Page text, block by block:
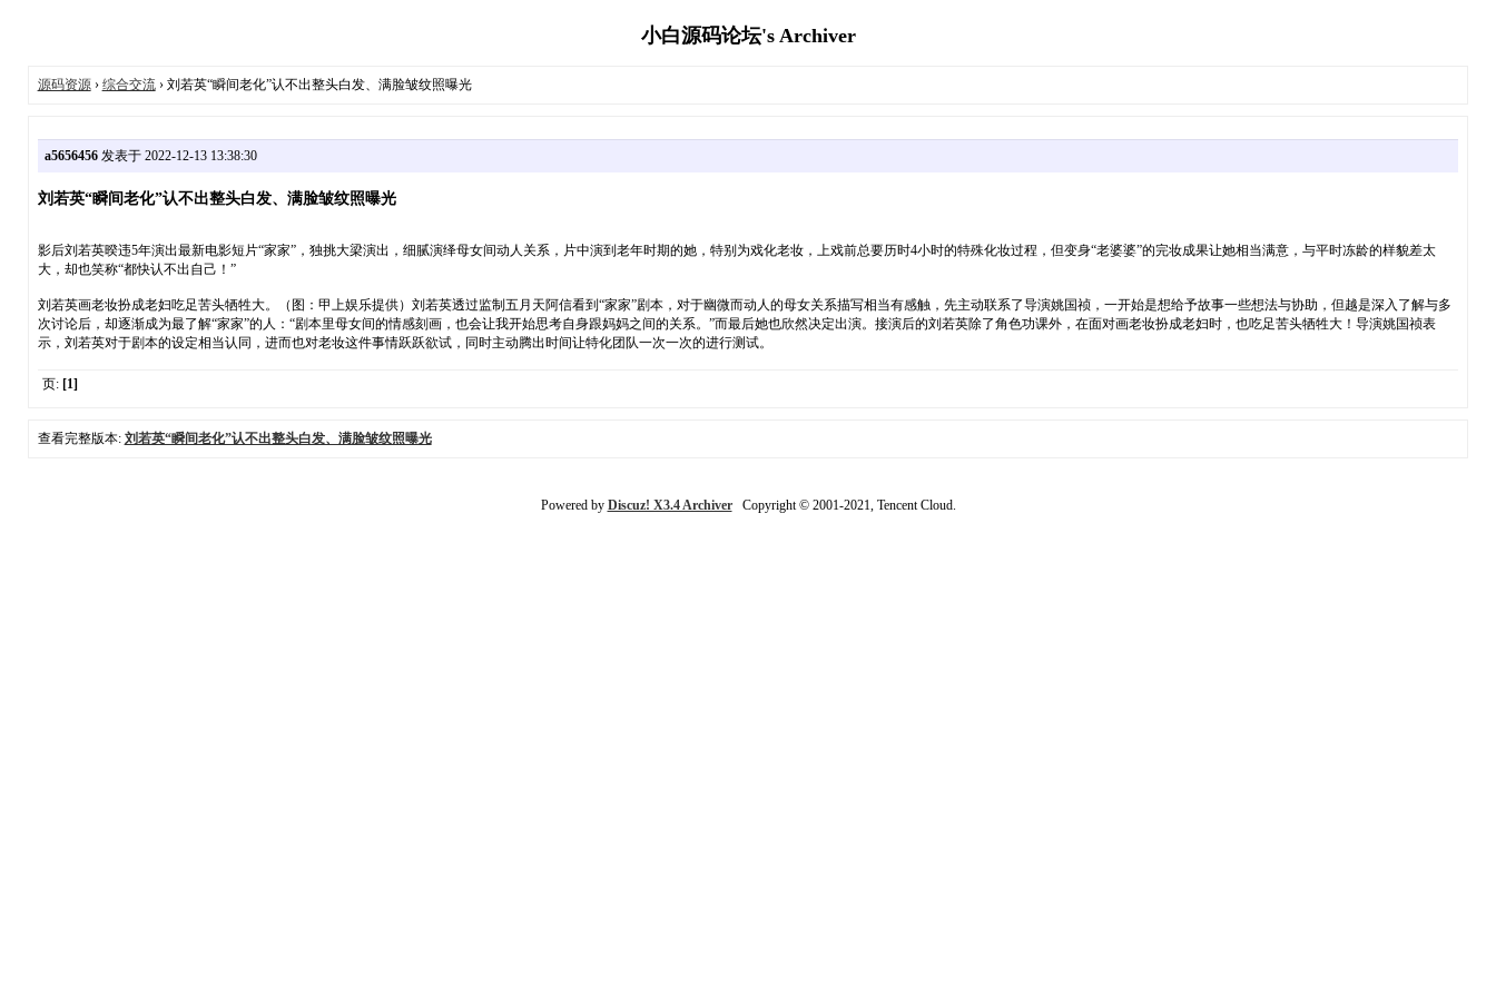
小白源码论坛's Archiver
源码资源› 综合交流› 刘若英“瞬间老化”认不出整头白发、满脸皱纹照曝光
a5656456发表于 2022-12-13 13:38:30
刘若英“瞬间老化”认不出整头白发、满脸皱纹照曝光
影后刘若英暌违5年演出最新电影短片“家家”，独挑大梁演出，细腻演绎母女间动人关系，片中演到老年时期的她，特别为戏化老妆，上戏前总要历时4小时的特殊化妆过程，但变身“老婆婆”的完妆成果让她相当满意，与平时冻龄的样貌差太
大，却也笑称“都快认不出自己！”
刘若英画老妆扮成老妇吃足苦头牺牲大。（图：甲上娱乐提供）刘若英透过监制五月天阿信看到“家家”剧本，对于幽微而动人的母女关系描写相当有感触，先主动联系了导演姚国祯，一开始是想给予故事一些想法与协助，但越是深入了解与多
次讨论后，却逐渐成为最了解“家家”的人：“剧本里母女间的情感刻画，也会让我开始思考自身跟妈妈之间的关系。”而最后她也欣然决定出演。接演后的刘若英除了角色功课外，在面对画老妆扮成老妇时，也吃足苦头牺牲大！导演姚国祯表
示，刘若英对于剧本的设定相当认同，进而也对老妆这件事情跃跃欲试，同时主动腾出时间让特化团队一次一次的进行测试。
页: [1]
查看完整版本: 刘若英“瞬间老化”认不出整头白发、满脸皱纹照曝光
Powered by Discuz! X3.4 ArchiverCopyright © 2001-2021, Tencent Cloud.